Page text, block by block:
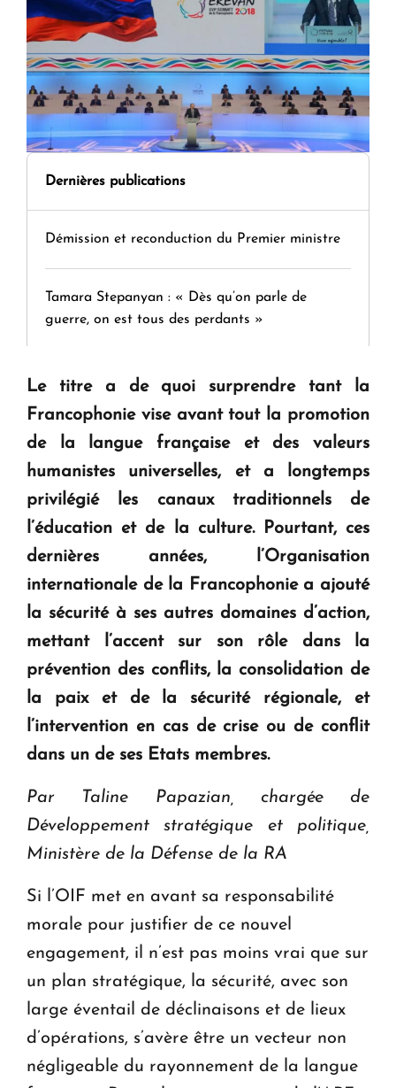
Dernières publications
Démission et reconduction du Premier ministre
Tamara Stepanyan : « Dès qu’on parle de
guerre, on est tous des perdants »
" Tant qu'il n'existe pas d'alternative concrète, la
KASA : 30 ans d'audace, de résilience et d'avenir
en Arménie
ouvrira ses portes à Dilijan
Le titre a de quoi surprendre tant la
Francophonie vise avant tout la promotion
de la langue française et des valeurs
humanistes universelles, et a longtemps
privilégié les canaux traditionnels de
l’éducation et de la culture. Pourtant, ces
dernières années, l’Organisation
internationale de la Francophonie a ajouté
la sécurité à ses autres domaines d’action,
mettant l’accent sur son rôle dans la
prévention des conflits, la consolidation de
la paix et de la sécurité régionale, et
l’intervention en cas de crise ou de conflit
dans un de ses Etats membres.
Par Taline Papazian, chargée de
Développement stratégique et politique,
Ministère de la Défense de la RA
Si l’OIF met en avant sa responsabilité
morale pour justifier de ce nouvel
engagement, il n’est pas moins vrai que sur
un plan stratégique, la sécurité, avec son
large éventail de déclinaisons et de lieux
d’opérations, s’avère être un vecteur non
négligeable du rayonnement de la langue